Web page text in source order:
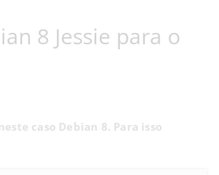
8 Jessie para o
caso Debian 8. Para isso